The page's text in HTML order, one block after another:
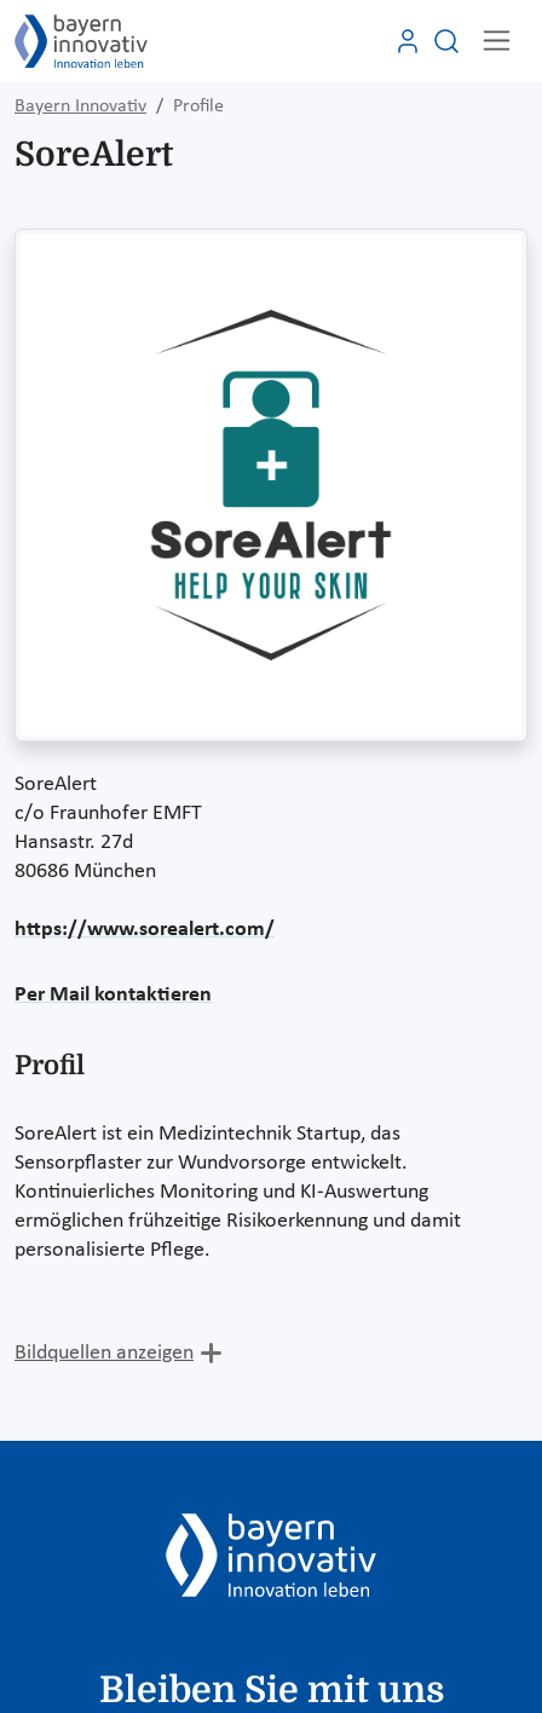
Bayern Innovativ Profile
SoreAlert
SoreAlert
c/o Fraunhofer EMFT
Hansastr. 27d
80686 München
https://www.sorealert.com/
Per Mail kontaktieren
Profil
SoreAlert ist ein Medizintechnik Startup, das
Sensorpflaster zur Wundvorsorge entwickelt.
Kontinuierliches Monitoring und KI-Auswertung
ermöglichen frühzeitige Risikoerkennung und damit
personalisierte Pflege.
Bildquellen anzeigen
Bleiben Sie mit uns